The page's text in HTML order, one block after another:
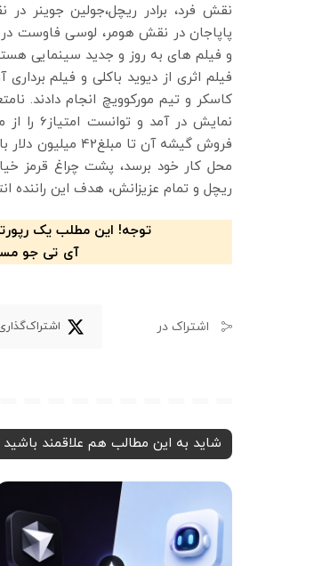
نقش فرد، برادر ریچل،جولین جوینر
پاپاجان در نقش هومر، لوسی فاوست
و فیلم های به روز و جدید سینمایی
فیلم اثری از دیوید باکلی و فیلم
فروش گیشه آن
محل کار خود برسد، پشت چراغ قرمز
ریچل و تمام عزیزانش، هدف این راننده
توجه! این مطلب یک
آی تی جو
اشتراک در
شاید به این مطالب هم علاقمند باشید